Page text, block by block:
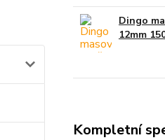
Dingo
12mm
Kompletní